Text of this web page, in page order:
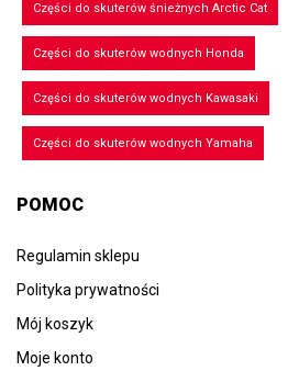
Części do skuterów śnieżnych Arctic Cat
Części do skuterów wodnych Honda
Części do skuterów wodnych Kawasaki
Części do skuterów wodnych Yamaha
POMOC
Regulamin sklepu
Polityka prywatności
Mój koszyk
Moje konto